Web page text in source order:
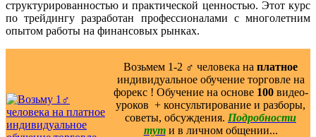
структурированностью и практической ценностью. Этот курс
по трейдингу разработан профессионалами с многолетним
опытом работы на финансовых рынках.
Возьмем 1-2 ‍♂️ человека на платное
индивидуальное обучение торговле на
форекс ! Обучение на основе 100видео-
уроков ️ + консультирование и разборы,
советы, обсуждения. Подробности
тут и в личном общении...